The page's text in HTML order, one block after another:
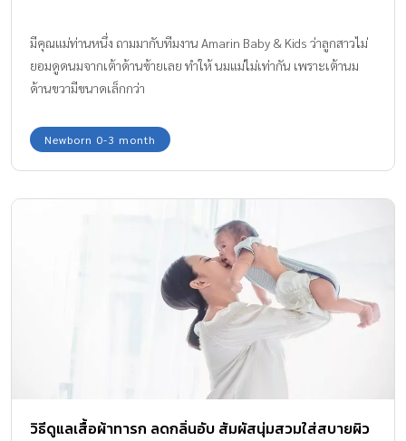
มีคุณแม่ท่านหนึ่ง ถามมากับทีมงาน Amarin Baby & Kids ว่าลูกสาวไม่
ยอมดูดนมจากเต้าด้านซ้ายเลย ทำให้ นมแม่ไม่เท่ากัน เพราะเต้านม
ด้านขวามีขนาดเล็กกว่า
Newborn 0-3 month
วิธีดูแลเสื้อผ้าทารก ลดกลิ่นอับ สัมผัสนุ่มสวมใส่สบายผิว